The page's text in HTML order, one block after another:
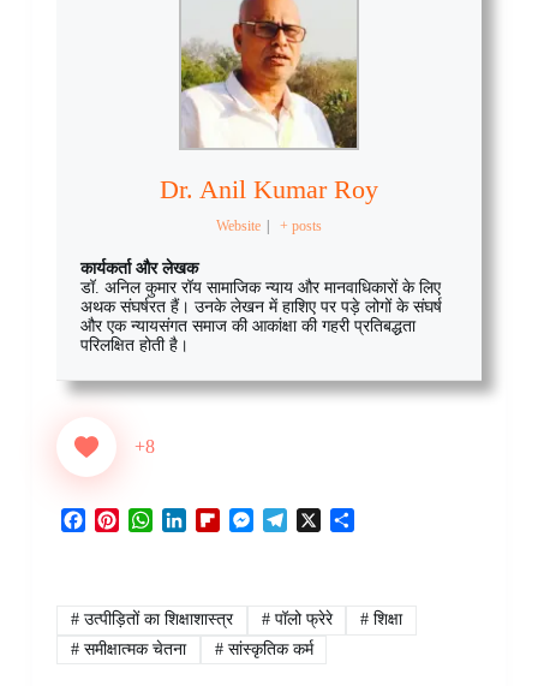
Dr. Anil Kumar Roy
Website + posts
कार्यकर्ता और लेखक
डॉ. अनिल कुमार रॉय सामाजिक न्याय और मानवाधिकारों के लिए
अथक संघर्षरत हैं। उनके लेखन में हाशिए पर पड़े लोगों के संघर्ष
और एक न्यायसंगत समाज की आकांक्षा की गहरी प्रतिबद्धता
परिलक्षित होती है।
+8
b
o
e
r
W
s
A
e
d
b
o
M
n
g
g
r
X
e
#उत्पीड़ितों का शिक्षाशास्त्र #पॉलो फ्रेरे # शिक्षा
#समीक्षात्मक चेतना #सांस्कृतिक कर्म